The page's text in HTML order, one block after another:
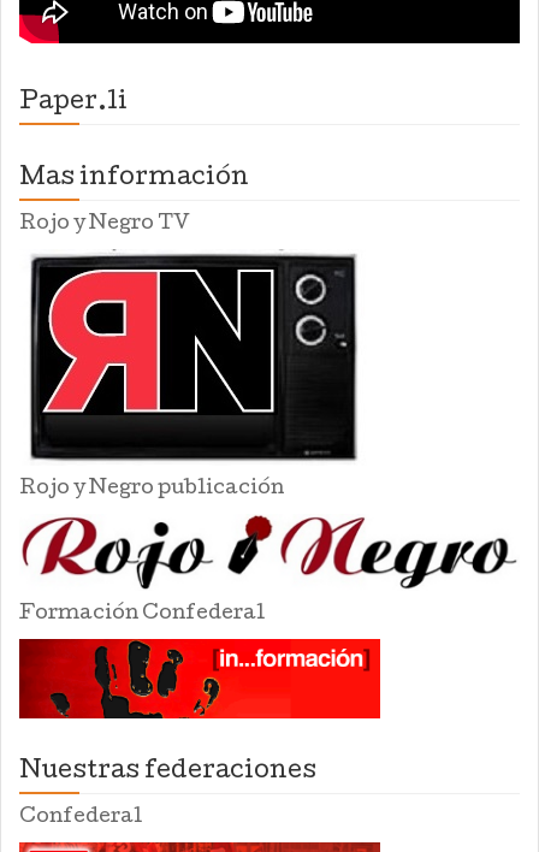
Paper.li
Mas información
Rojo y Negro TV
Rojo y Negro publicación
Formación Confederal
Nuestras federaciones
Confederal